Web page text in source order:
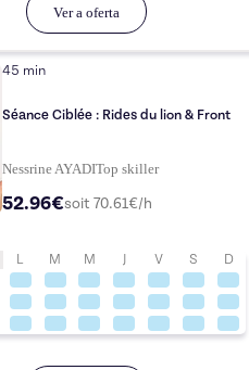
Ver a oferta
45 min
Séance Ciblée : Rides du lion & Front
Nessrine AYADITop skiller
52.96€soit 70.61€/h
L M M J V S D